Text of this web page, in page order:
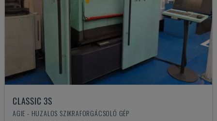
CLASSIC 3S
AGIE - HUZALOS SZIKRAFORGÁCSOLÓ GÉP